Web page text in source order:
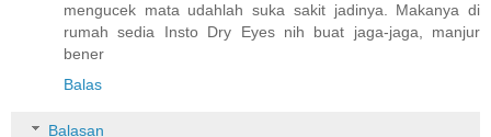
mengucek mata udahlah suka sakit jadinya. Makanya di
rumah sedia Insto Dry Eyes nih buat jaga-jaga, manjur
bener
Balas
Balasan